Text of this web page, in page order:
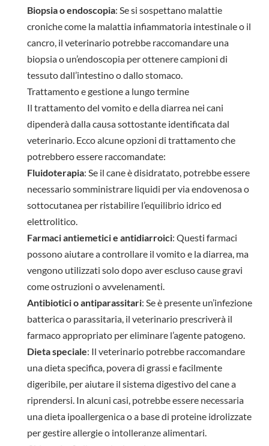
Biopsia o endoscopia: Se si sospettano malattie
croniche come la malattia infiammatoria intestinale o il
cancro, il veterinario potrebbe raccomandare una
biopsia o un’endoscopia per ottenere campioni di
tessuto dall’intestino o dallo stomaco.
Trattamento e gestione a lungo termine
Il trattamento del vomito e della diarrea nei cani
dipenderà dalla causa sottostante identificata dal
veterinario. Ecco alcune opzioni di trattamento che
potrebbero essere raccomandate:
Fluidoterapia: Se il cane è disidratato, potrebbe essere
necessario somministrare liquidi per via endovenosa o
sottocutanea per ristabilire l’equilibrio idrico ed
elettrolitico.
Farmaci antiemetici e antidiarroici: Questi farmaci
possono aiutare a controllare il vomito e la diarrea, ma
vengono utilizzati solo dopo aver escluso cause gravi
come ostruzioni o avvelenamenti.
Antibiotici o antiparassitari: Se è presente un’infezione
batterica o parassitaria, il veterinario prescriverà il
farmaco appropriato per eliminare l’agente patogeno.
Dieta speciale: Il veterinario potrebbe raccomandare
una dieta specifica, povera di grassi e facilmente
digeribile, per aiutare il sistema digestivo del cane a
riprendersi. In alcuni casi, potrebbe essere necessaria
una dieta ipoallergenica o a base di proteine idrolizzate
per gestire allergie o intolleranze alimentari.